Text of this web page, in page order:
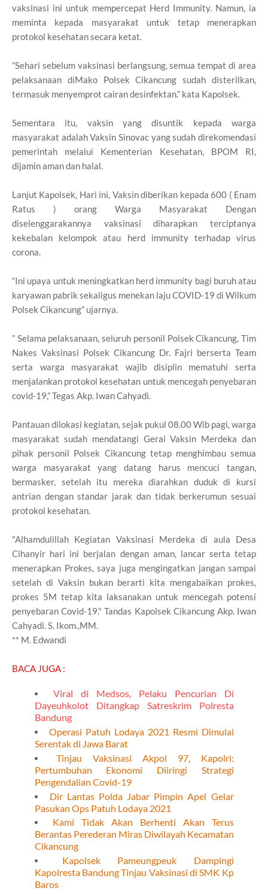
vaksinasi ini untuk mempercepat Herd Immunity. Namun, ia
meminta kepada masyarakat untuk tetap menerapkan
protokol kesehatan secara ketat.
”Sehari sebelum vaksinasi berlangsung, semua tempat di area
pelaksanaan diMako Polsek Cikancung sudah disterilkan,
termasuk menyemprot cairan desinfektan.” kata Kapolsek.
Sementara itu, vaksin yang disuntik kepada warga
masyarakat adalah Vaksin Sinovac yang sudah direkomendasi
pemerintah melalui Kementerian Kesehatan, BPOM RI,
dijamin aman dan halal.
Lanjut Kapolsek, Hari ini, Vaksin diberikan kepada 600 ( Enam
Ratus ) orang Warga Masyarakat Dengan
diselenggarakannya vaksinasi diharapkan terciptanya
kekebalan kelompok atau herd immunity terhadap virus
corona.
“Ini upaya untuk meningkatkan herd immunity bagi buruh atau
karyawan pabrik sekaligus menekan laju COVID-19 di Wilkum
Polsek Cikancung” ujarnya.
” Selama pelaksanaan, seluruh personil Polsek Cikancung, Tim
Nakes Vaksinasi Polsek Cikancung Dr. Fajri berserta Team
serta warga masyarakat wajib disiplin mematuhi serta
menjalankan protokol kesehatan untuk mencegah penyebaran
covid-19,” Tegas Akp. Iwan Cahyadi.
Pantauan dilokasi kegiatan, sejak pukul 08.00 Wib pagi, warga
masyarakat sudah mendatangi Gerai Vaksin Merdeka dan
pihak personil Polsek Cikancung tetap menghimbau semua
warga masyarakat yang datang harus mencuci tangan,
bermasker, setelah itu mereka diarahkan duduk di kursi
antrian dengan standar jarak dan tidak berkerumun sesuai
protokol kesehatan.
"Alhamdulillah Kegiatan Vaksinasi Merdeka di aula Desa
Cihanyir hari ini berjalan dengan aman, lancar serta tetap
menerapkan Prokes, saya juga mengingatkan jangan sampai
setelah di Vaksin bukan berarti kita mengabaikan prokes,
prokes 5M tetap kita laksanakan untuk mencegah potensi
penyebaran Covid-19." Tandas Kapolsek Cikancung Akp. Iwan
Cahyadi. S. Ikom.,MM.
** M. Edwandi
BACA JUGA :
Viral di Medsos, Pelaku Pencurian Di
Dayeuhkolot Ditangkap Satreskrim Polresta
Bandung
Operasi Patuh Lodaya 2021 Resmi Dimulai
Serentak di Jawa Barat
Tinjau Vaksinasi Akpol 97, Kapolri:
Pertumbuhan Ekonomi Diiringi Strategi
Pengendalian Covid-19
Dir Lantas Polda Jabar Pimpin Apel Gelar
Pasukan Ops Patuh Lodaya 2021
Kami Tidak Akan Berhenti Akan Terus
Berantas Perederan Miras Diwilayah Kecamatan
Cikancung
Kapolsek Pameungpeuk Dampingi
Kapolresta Bandung Tinjau Vaksinasi di SMK Kp
Baros